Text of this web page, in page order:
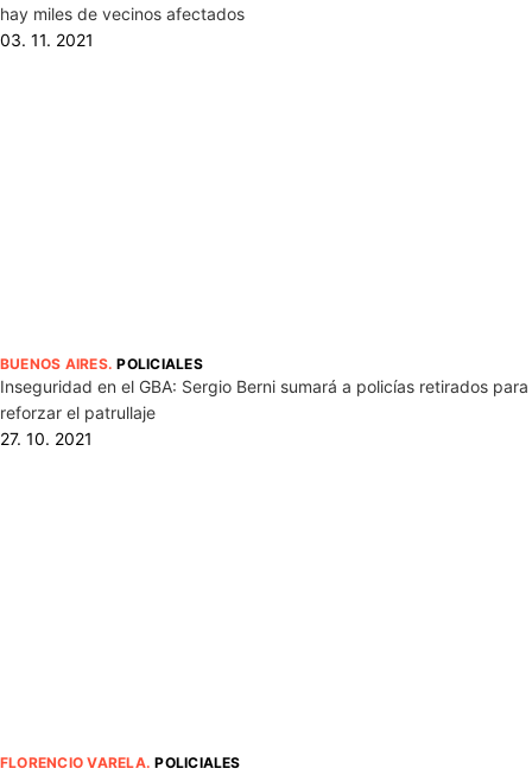
hay miles de vecinos afectados
03. 11. 2021
BUENOS AIRES.POLICIALES
Inseguridad en el GBA: Sergio Berni sumará a policías retirados para
reforzar el patrullaje
27. 10. 2021
FLORENCIO VARELA.POLICIALES